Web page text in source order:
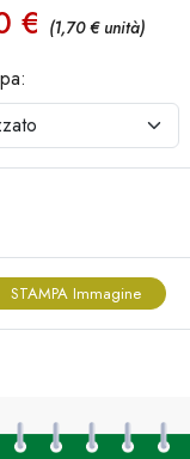
€ (1,70 € unità)
STAMPA Immagine